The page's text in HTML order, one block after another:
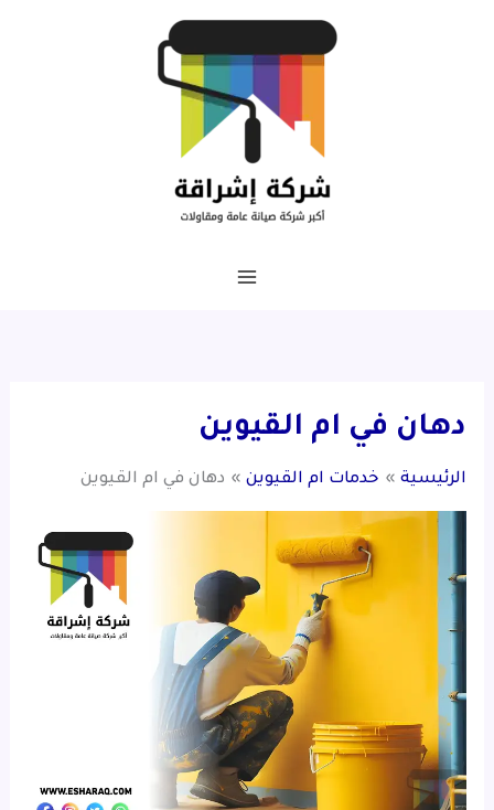
دهان في ام القيوين
الرئيسية خدمات ام القيوين دهان في ام القيوين